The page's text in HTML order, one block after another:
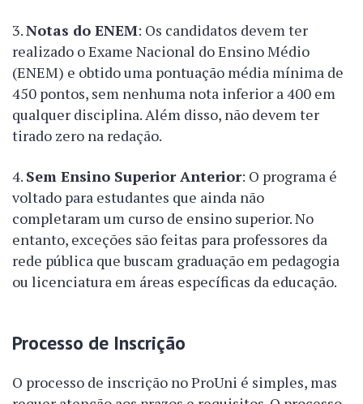
Notas do ENEM: Os candidatos devem ter
realizado o Exame Nacional do Ensino Médio
(ENEM) e obtido uma pontuação média mínima de
450 pontos, sem nenhuma nota inferior a 400 em
qualquer disciplina. Além disso, não devem ter
tirado zero na redação.
Sem Ensino Superior Anterior: O programa é
voltado para estudantes que ainda não
completaram um curso de ensino superior. No
entanto, exceções são feitas para professores da
rede pública que buscam graduação em pedagogia
ou licenciatura em áreas específicas da educação.
Processo de Inscrição
O processo de inscrição no ProUni é simples, mas